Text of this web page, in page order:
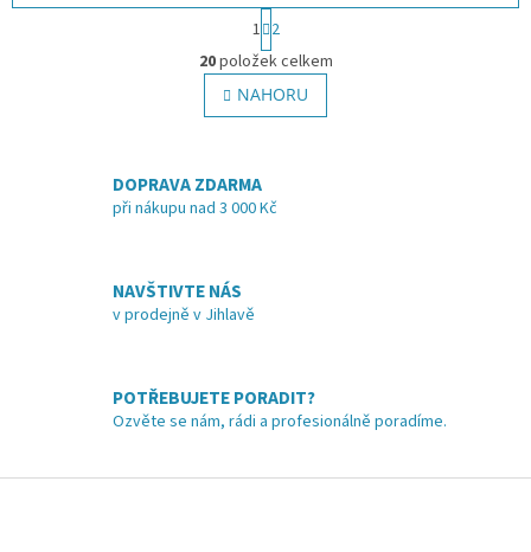
O
v
l
á
í
p
i
s
S
t
r
á
n
k
n
í
1 2
20položek celkem
NAHORU
DOPRAVA ZDARMA
při nákupu nad 3 000 Kč
NAVŠTIVTE NÁS
v prodejně v Jihlavě
POTŘEBUJETE PORADIT?
Ozvěte se nám, rádi a profesionálně poradíme.
Z